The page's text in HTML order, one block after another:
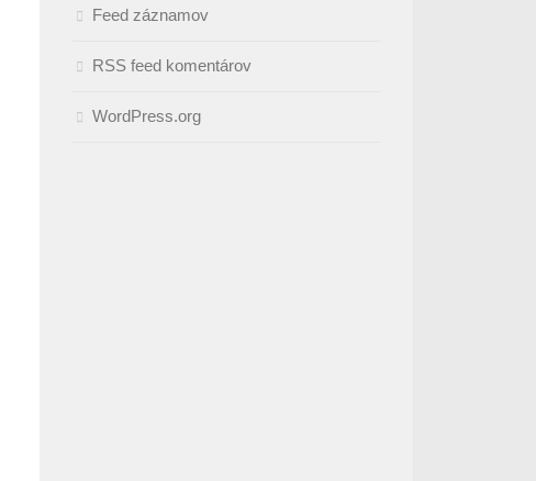
Feed záznamov
RSS feed komentárov
WordPress.org